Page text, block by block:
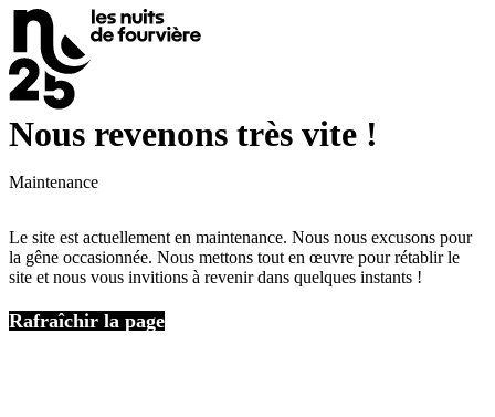
Nous revenons très vite !
Maintenance
Le site est actuellement en maintenance. Nous nous excusons pour
la gêne occasionnée. Nous mettons tout en œuvre pour rétablir le
site et nous vous invitions à revenir dans quelques instants !
Rafraîchir la page